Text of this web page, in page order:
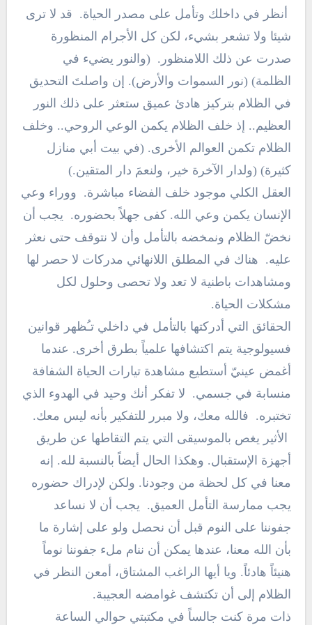
أنظر في داخلك وتأمل على مصدر الحياة. قد لا ترى
شيئا ولا تشعر بشيء، لكن كل الأجرام المنظورة
صدرت عن ذلك اللامنظور. (والنور يضيء في
الظلمة) (نور السموات والأرض). إن واصلتَ التحديق
في الظلام بتركيز هادئ عميق ستعثر على ذلك النور
العظيم.. إذ خلف الظلام يكمن الوعي الروحي.. وخلف
الظلام تكمن العوالم الأخرى. (في بيت أبي منازل
كثيرة) (ولدار الآخرة خير، ولنعمَ دار المتقين.)
العقل الكلي موجود خلف الفضاء مباشرة. ووراء وعي
الإنسان يكمن وعي الله. كفى جهلاً بحضوره. يجب أن
نخضّ الظلام ونمخضه بالتأمل وأن لا نتوقف حتى نعثر
عليه. هناك في المطلق اللانهائي مدركات لا حصر لها
ومشاهدات باطنية لا تعد ولا تحصى وحلول لكل
مشكلات الحياة.
الحقائق التي أدركتها بالتأمل في داخلي تـُظهر قوانين
فسيولوجية يتم اكتشافها علمياً بطرق أخرى. عندما
أغمض عينيّ أستطيع مشاهدة تيارات الحياة الشفافة
منسابة في جسمي. لا تفكر أنك وحيد في الهدوء الذي
تختبره. فالله معك، ولا مبرر للتفكير بأنه ليس معك.
الأثير يغص بالموسيقى التي يتم التقاطها عن طريق
أجهزة الإستقبال. وهكذا الحال أيضاً بالنسبة لله. إنه
معنا في كل لحظة من وجودنا. ولكن لإدراك حضوره
يجب ممارسة التأمل العميق. يجب أن لا نساعد
جفوننا على النوم قبل أن نحصل ولو على إشارة ما
بأن الله معنا، عندها يمكن أن ننام ملء جفوننا نوماً
هنيئاً هادئاً. ويا أيها الراغب المشتاق، أمعن النظر في
الظلام إلى أن تكتشف غوامضه العجيبة.
ذات مرة كنت جالساً في مكتبتي حوالي الساعة